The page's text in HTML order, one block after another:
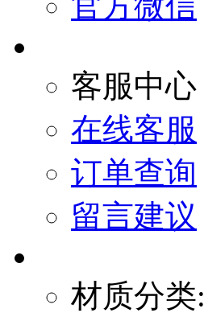
客服中心
在线客服
订单查询
留言建议
材质分类: